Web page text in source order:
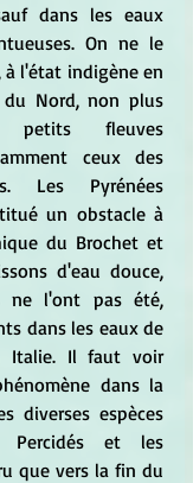
dans les eaux
On ne le
l'état indigène en
du Nord, non plus
fleuves
ceux des
Les Pyrénées
un obstacle à
du Brochet et
d'eau douce,
ne l'ont pas été,
dans les eaux de
Italie. Il faut voir
dans la
diverses espèces
Percidés et les
que vers la fin du